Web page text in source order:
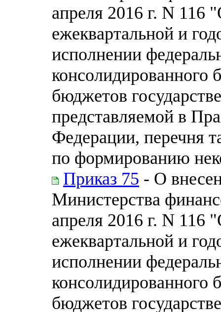
апреля 2016 г. N 116
ежеквартальной и
исполнении
консолидированного
бюджетов
представляемой в
Федерации, перечня
по формированию
Приказ 75 - О
Министерства
апреля 2016 г. N 116
ежеквартальной и
исполнении
консолидированного
бюджетов